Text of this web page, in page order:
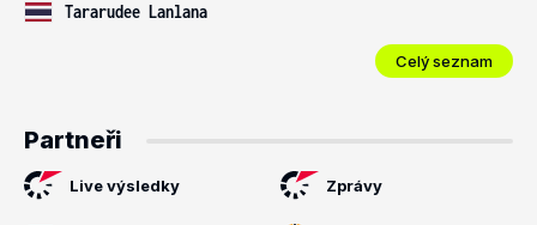
Tararudee Lanlana
Celý seznam
Partneři
Live výsledky Zprávy